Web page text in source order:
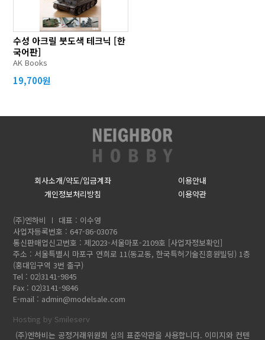
수성 아크릴 붓도색 테크닉 [한
국어판]
AK Books
19,700원
회사소개/약도/입금계좌
이용안내
개인정보처리방침
이용약관
(주)엔하비
대표 : 이수영
사업자등록번호 : 647-86-03076
통신판매업신고번호 : 제2023-서울마포-2109호 [사업자정보확인]
주소 : 서울특별시 마포구 연희로 11(동교동, 한국특허기술진흥원빌딩) 1층
(홍대입구역 3번 출구)
Tel : 02)3141-9845
Fax : 02)3141-9846
E-mail : admin@modelsale.com
Hosting by Smileserv
(주)엔하비는 공정거래위원회 심의 표준약관을 사용합니다. 이미지와 컨텐